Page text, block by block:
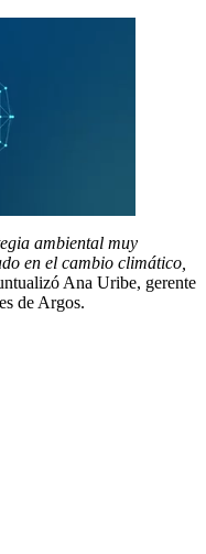
ambiental muy
en el cambio climático,
Ana Uribe, gerente
de Argos.